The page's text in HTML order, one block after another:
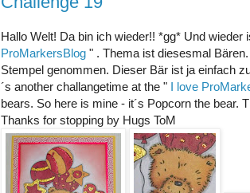
Hallo Welt! Da bin ich wieder!! *gg* Und wieder
ProMarkersBlog " . Thema ist diesesmal
Stempel genommen. Dieser Bär ist ja einfach
´s another challangetime at the " I love
bears. So here is mine - it´s Popcorn the bear.
Thanks for stopping by Hugs ToM